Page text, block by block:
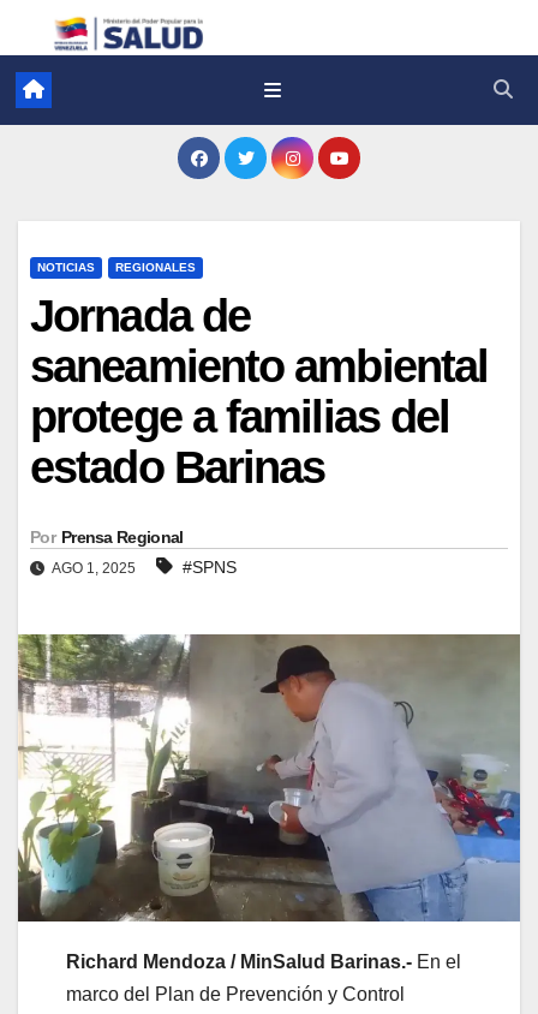
NOTICIAS REGIONALES
Jornada de
saneamiento ambiental
protege a familias del
estado Barinas
Por Prensa Regional
AGO 1, 2025 #SPNS
Richard Mendoza / MinSalud Barinas.- En el
marco del Plan de Prevención y Control